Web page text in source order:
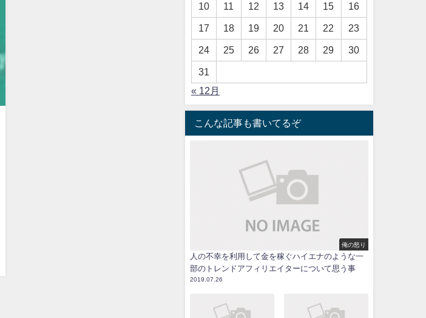
10 11 12 13 14 15 16
17 18 19 20 21 22 23
24 25 26 27 28 29 30
31
« 12月
こんな記事も書いてるぞ
俺の怒り
人の不幸を利用して金を稼ぐハイエナのような一
部のトレンドアフィリエイターについて思う事
2019.07.26